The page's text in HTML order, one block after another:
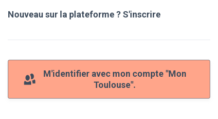
Nouveau sur la plateforme ? S'inscrire
M'identifier avec mon compte "Mon
Toulouse".